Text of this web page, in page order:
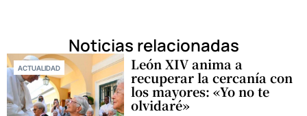
Noticias relacionadas
ACTUALIDAD León XIV anima a
recuperar la cercanía con
los mayores: «Yo no te
olvidaré»